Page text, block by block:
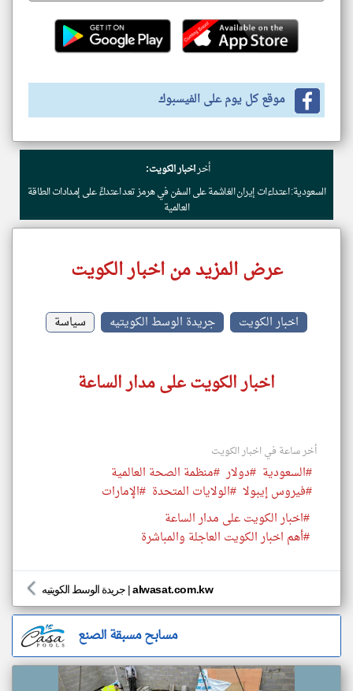
موقع كل يوم على الفيسبوك
أخراخبار الكويت:
السعودية: اعتداءات إيران الغاشمة على السفن في هرمز تعد اعتداءً على إمدادات الطاقة
العالمية
عرض المزيد من اخبار الكويت
اخبار الكويت جريدة الوسط الكويتيه سياسة
اخبار الكويت على مدار الساعة
أخر ساعة في اخبار الكويت
#السعودية #دولار #منظمة الصحة العالمية
#فيروس إيبولا #الولايات المتحدة #الإمارات
#اخبار الكويت على مدار الساعة
#أهم اخبار الكويت العاجلة والمباشرة
جريدة الوسط الكويتيه |alwasat.com.kw
مسابح مسبقة الصنع